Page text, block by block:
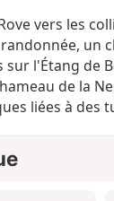
vers les
un
l'Étang de
de la
liées à des